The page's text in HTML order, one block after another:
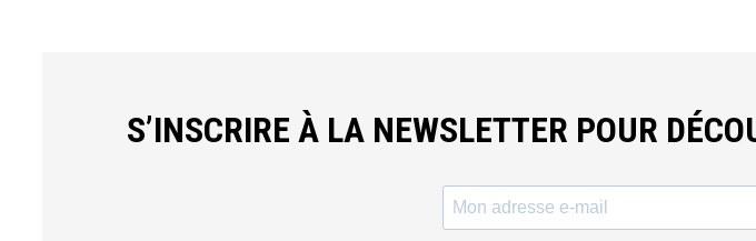
S’INSCRIRE À LA NEWSLETTER POUR